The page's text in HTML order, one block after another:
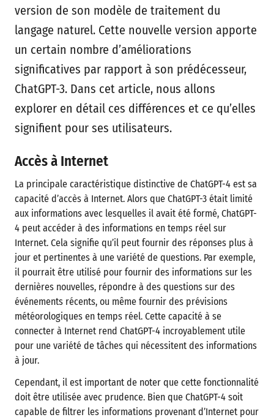
version de son modèle de traitement du
langage naturel. Cette nouvelle version apporte
un certain nombre d’améliorations
significatives par rapport à son prédécesseur,
ChatGPT-3. Dans cet article, nous allons
explorer en détail ces différences et ce qu’elles
signifient pour ses utilisateurs.
Accès à Internet
La principale caractéristique distinctive de ChatGPT-4 est sa
capacité d’accès à Internet. Alors que ChatGPT-3 était limité
aux informations avec lesquelles il avait été formé, ChatGPT-
4 peut accéder à des informations en temps réel sur
Internet. Cela signifie qu’il peut fournir des réponses plus à
jour et pertinentes à une variété de questions. Par exemple,
il pourrait être utilisé pour fournir des informations sur les
dernières nouvelles, répondre à des questions sur des
événements récents, ou même fournir des prévisions
météorologiques en temps réel. Cette capacité à se
connecter à Internet rend ChatGPT-4 incroyablement utile
pour une variété de tâches qui nécessitent des informations
à jour.
Cependant, il est important de noter que cette fonctionnalité
doit être utilisée avec prudence. Bien que ChatGPT-4 soit
capable de filtrer les informations provenant d’Internet pour